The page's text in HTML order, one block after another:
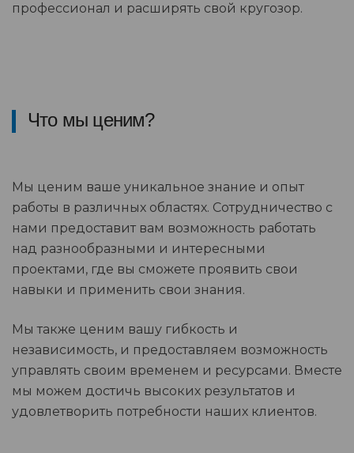
профессионал и расширять свой кругозор.
Что мы ценим?
Мы ценим ваше уникальное знание и опыт
работы в различных областях. Сотрудничество с
нами предоставит вам возможность работать
над разнообразными и интересными
проектами, где вы сможете проявить свои
навыки и применить свои знания.
Мы также ценим вашу гибкость и
независимость, и предоставляем возможность
управлять своим временем и ресурсами. Вместе
мы можем достичь высоких результатов и
удовлетворить потребности наших клиентов.